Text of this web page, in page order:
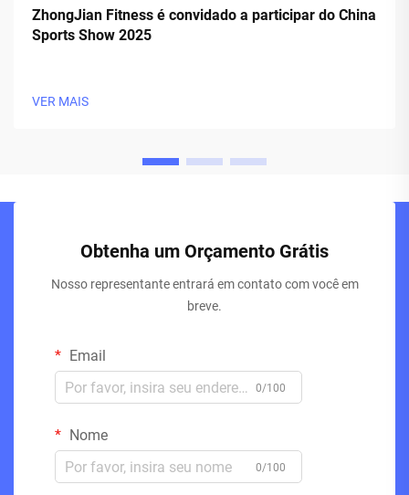
ZhongJian Fitness é convidado a participar do China
Sports Show 2025
VER MAIS
Obtenha um Orçamento Grátis
Nosso representante entrará em contato com você em
breve.
Email
0/100
Nome
0/100